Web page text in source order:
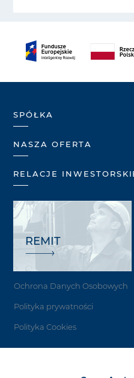
SPÓŁKA
NASZA OFERTA
RELACJE
REMIT
Ochrona Danych Osobowych
Polityka prywatności
Polityka Cookies